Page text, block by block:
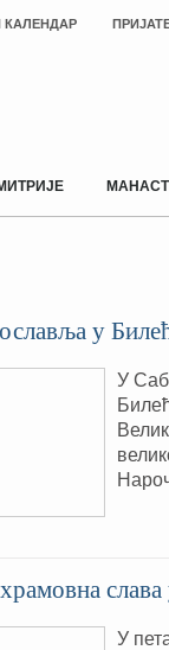
КАЛЕНДАР
у
У
У